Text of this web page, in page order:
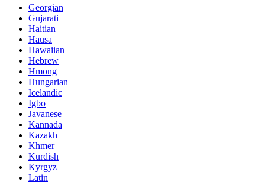
Georgian
Gujarati
Haitian
Hausa
Hawaiian
Hebrew
Hmong
Hungarian
Icelandic
Igbo
Javanese
Kannada
Kazakh
Khmer
Kurdish
Kyrgyz
Latin